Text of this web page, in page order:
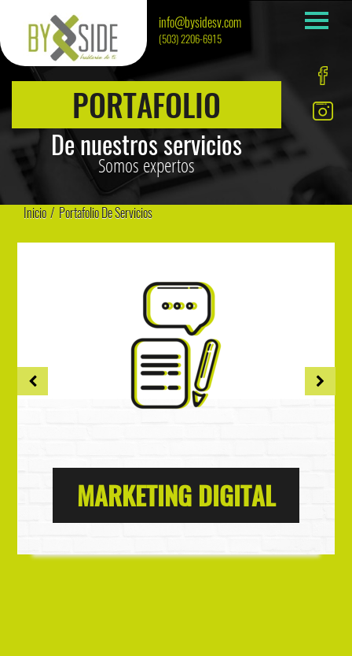
info@bysidesv.com
(503) 2206-6915
PORTAFOLIO
De nuestros servicios
Somos expertos
Inicio / Portafolio De Servicios
MARKETING DIGITAL